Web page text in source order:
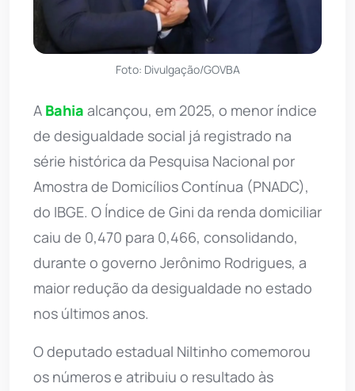
Foto: Divulgação/GOVBA
A Bahia alcançou, em 2025, o menor índice
de desigualdade social já registrado na
série histórica da Pesquisa Nacional por
Amostra de Domicílios Contínua (PNADC),
do IBGE. O Índice de Gini da renda domiciliar
caiu de 0,470 para 0,466, consolidando,
durante o governo Jerônimo Rodrigues, a
maior redução da desigualdade no estado
nos últimos anos.
O deputado estadual Niltinho comemorou
os números e atribuiu o resultado às